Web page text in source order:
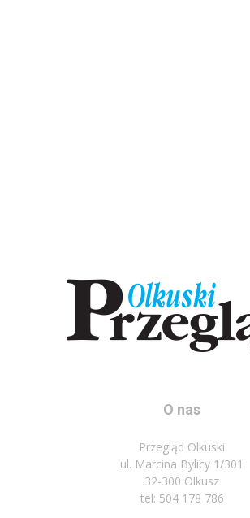
O nas
Przegląd Olkuski
ul. Marcina Bylicy 1/301
32-300 Olkusz
tel: 504 178 786